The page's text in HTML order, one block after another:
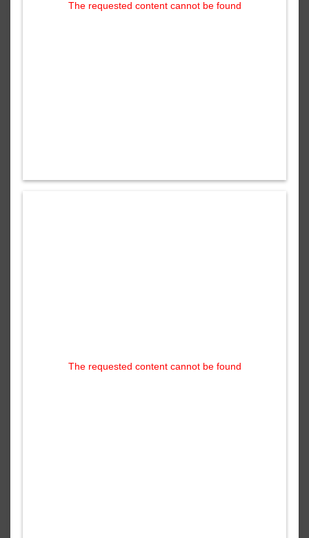
The requested content cannot be found
The requested content cannot be found